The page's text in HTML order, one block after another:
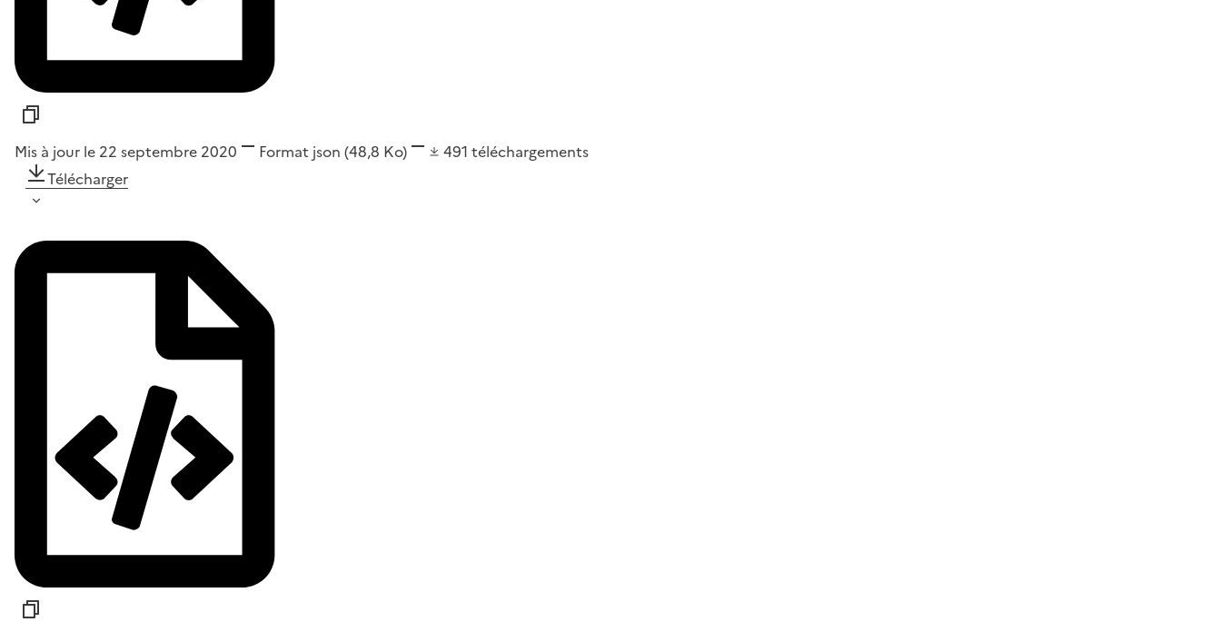
Mis à jour le 22 septembre 2020 Format json (48,8 Ko) 491 téléchargements
Télécharger